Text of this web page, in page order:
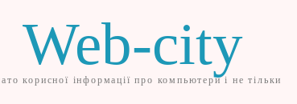
Web-city
корисної інформації про компьютери і не тільки